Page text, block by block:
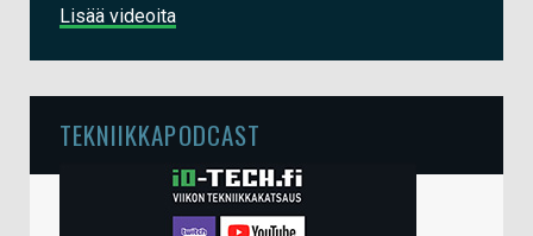
Lisää videoita
TEKNIIKKAPODCAST